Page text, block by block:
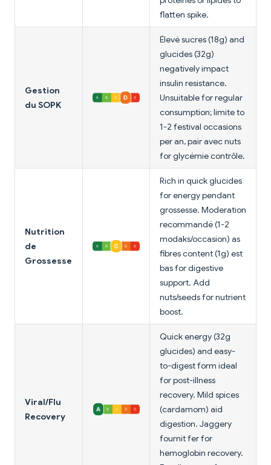
flatten spike.
Gestion
du SOPK
Élevé sucres (18g) and
glucides (32g)
negatively impact
insulin resistance.
Unsuitable for regular
consumption; limite to
1-2 festival occasions
per an, pair avec nuts
for glycémie contrôle.
Nutrition
de
Grossesse
Rich in quick glucides
for energy pendant
grossesse. Moderation
recommandé (1-2
modaks/occasion) as
fibres content (1g) est
bas for digestive
support. Add
nuts/seeds for nutrient
boost.
Viral/Flu
Recovery
Quick energy (32g
glucides) and easy-
to-digest form ideal
for post-illness
recovery. Mild spices
(cardamom) aid
digestion. Jaggery
fournit fer for
hemoglobin recovery.